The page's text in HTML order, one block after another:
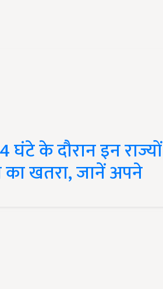
के दौरान इन राज्यों
का खतरा, जानें अपने